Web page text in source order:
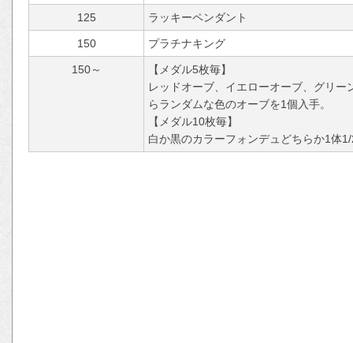
125 ラッキーペンダント
150 プラチナキング
150～
【メダル5枚毎】
レッドオーブ、イエローオーブ、グリ
らランダムな色のオーブを1個入手。
【メダル10枚毎】
白か黒のカラーフォンデュどちらか1体